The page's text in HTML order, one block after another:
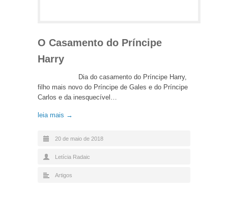
O Casamento do Príncipe
Harry
Dia do casamento do Príncipe Harry,
filho mais novo do Príncipe de Gales e do Príncipe
Carlos e da inesquecível…
leia mais →
20 de maio de 2018
Letícia Radaic
Artigos